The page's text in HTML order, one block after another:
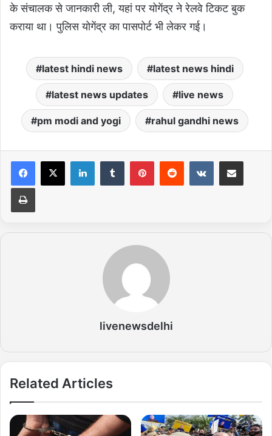
के संचालक से जानकारी ली, यहां पर योगेंद्र ने रेलवे टिकट बुक
कराया था। पुलिस योगेंद्र का पासपोर्ट भी लेकर गई।
latest hindi news latest news hindi
latest news updates live news
pm modi and yogi rahul gandhi news
livenewsdelhi
Related Articles